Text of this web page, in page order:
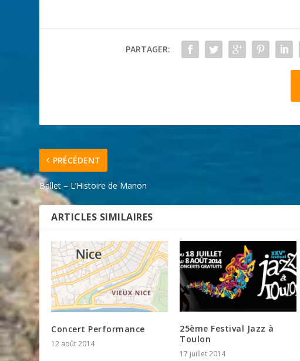
PARTAGER:
PRÉCÉDENT
Ballet – L’Histoire de Manon
ARTICLES SIMILAIRES
Concert Performance
12 août 2014
25ème Festival Jazz à
Toulon
17 juillet 2014